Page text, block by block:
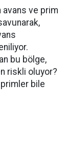
ve prim
bu bölge,
riskli oluyor?
bile